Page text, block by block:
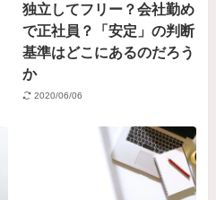
独立してフリー？会社勤め
で正社員？「安定」の判断
基準はどこにあるのだろう
か
2020/06/06